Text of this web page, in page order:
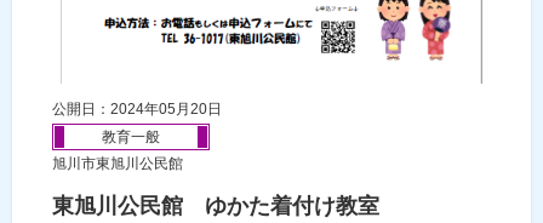
公開日：2024年05月20日
教育一般
旭川市東旭川公民館
東旭川公民館 ゆかた着付け教室